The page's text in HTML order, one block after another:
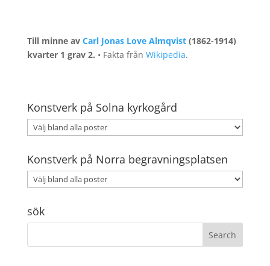
Till minne av Carl Jonas Love Almqvist(1862-1914)
kvarter 1 grav 2. • Fakta från Wikipedia.
Konstverk på Solna kyrkogård
Konstverk på Norra begravningsplatsen
sök